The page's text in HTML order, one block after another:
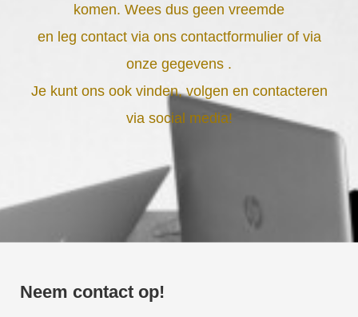
komen. Wees dus geen vreemde
en leg contact via ons contactformulier of via
onze gegevens .
Je kunt ons ook vinden, volgen en contacteren
via social media!
Neem contact op!